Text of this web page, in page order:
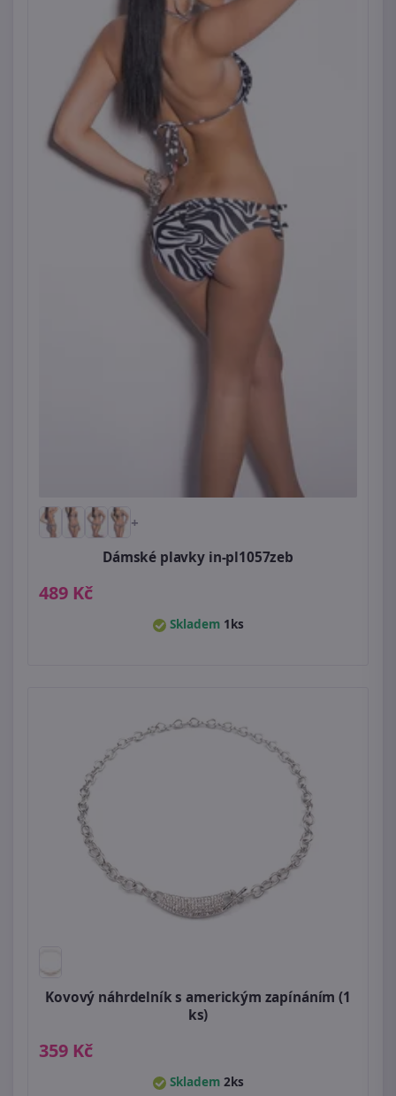
+
Dámské plavky in-pl1057zeb
489 Kč
Skladem 1ks
Kovový náhrdelník s americkým zapínáním (1
ks)
359 Kč
Skladem 2ks